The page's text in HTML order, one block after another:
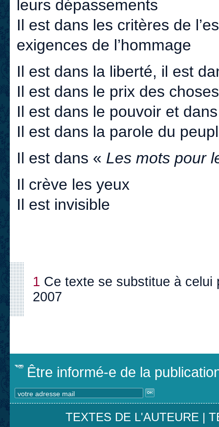
leurs dépassements
Il est dans les critères de
exigences de l’hommage
Il est dans la liberté, il est
Il est dans le prix des
Il est dans le pouvoir et
Il est dans la parole du
Il est dans « Les mots pour
Il crève les yeux
Il est invisible
1 Ce texte se substitue à celui
2007
Être informé-e de la
TEXTES DE L'AUTEURE |